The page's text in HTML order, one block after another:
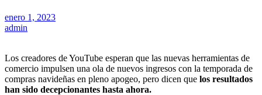
enero 1, 2023
admin
Los creadores de YouTube esperan que las nuevas herramientas de
comercio impulsen una ola de nuevos ingresos con la temporada de
compras navideñas en pleno apogeo, pero dicen que los resultados
han sido decepcionantes hasta ahora.